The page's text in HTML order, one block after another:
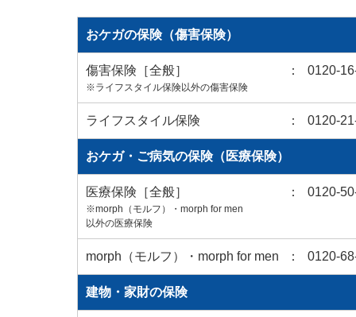
おケガの保険（傷害保険）
傷害保険［全般］
※ライフスタイル保険以外の傷害保険
： 0120-
ライフスタイル保険 ： 0120-
おケガ・ご病気の保険（医療保険）
医療保険［全般］
※morph（モルフ）・morph for men
以外の医療保険
： 0120-
morph（モルフ）・morph for men ： 0120-
建物・家財の保険